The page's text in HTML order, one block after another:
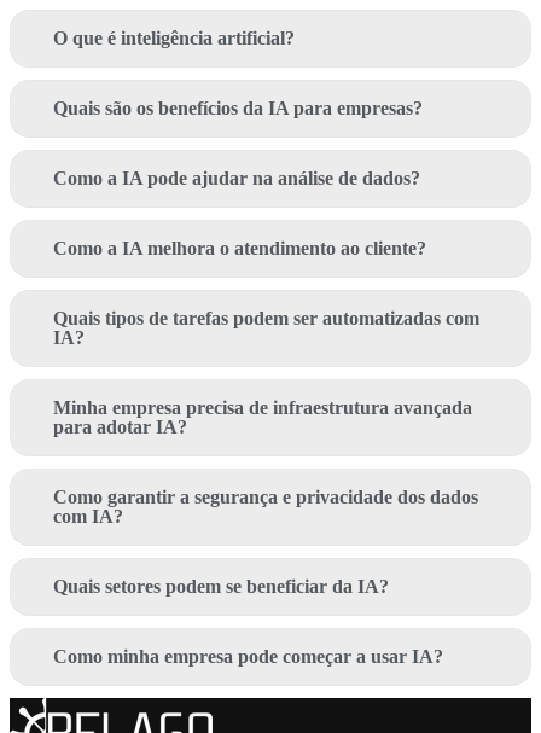
O que é inteligência artificial?
Quais são os benefícios da IA para empresas?
Como a IA pode ajudar na análise de dados?
Como a IA melhora o atendimento ao cliente?
Quais tipos de tarefas podem ser automatizadas com
IA?
Minha empresa precisa de infraestrutura avançada
para adotar IA?
Como garantir a segurança e privacidade dos dados
com IA?
Quais setores podem se beneficiar da IA?
Como minha empresa pode começar a usar IA?